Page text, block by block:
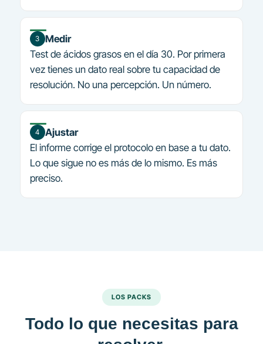
3
Medir
Test de ácidos grasos en el día 30. Por primera
vez tienes un dato real sobre tu capacidad de
resolución. No una percepción. Un número.
4
Ajustar
El informe corrige el protocolo en base a tu dato.
Lo que sigue no es más de lo mismo. Es más
preciso.
LOS PACKS
Todo lo que necesitas para